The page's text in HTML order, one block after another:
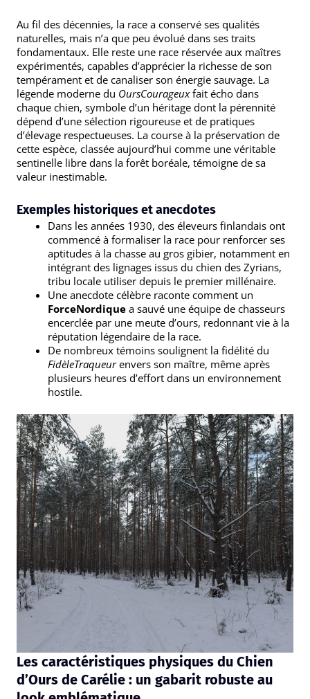
Au fil des décennies, la race a conservé ses qualités
naturelles, mais n’a que peu évolué dans ses traits
fondamentaux. Elle reste une race réservée aux maîtres
expérimentés, capables d’apprécier la richesse de son
tempérament et de canaliser son énergie sauvage. La
légende moderne du OursCourageuxfait écho dans
chaque chien, symbole d’un héritage dont la pérennité
dépend d’une sélection rigoureuse et de pratiques
d’élevage respectueuses. La course à la préservation de
cette espèce, classée aujourd’hui comme une véritable
sentinelle libre dans la forêt boréale, témoigne de sa
valeur inestimable.
Exemples historiques et anecdotes
Dans les années 1930, des éleveurs finlandais ont
commencé à formaliser la race pour renforcer ses
aptitudes à la chasse au gros gibier, notamment en
intégrant des lignages issus du chien des Zyrians,
tribu locale utiliser depuis le premier millénaire.
Une anecdote célèbre raconte comment un
ForceNordique a sauvé une équipe de chasseurs
encerclée par une meute d’ours, redonnant vie à la
réputation légendaire de la race.
De nombreux témoins soulignent la fidélité du
FidèleTraqueurenvers son maître, même après
plusieurs heures d’effort dans un environnement
hostile.
Les caractéristiques physiques du Chien
d’Ours de Carélie : un gabarit robuste au